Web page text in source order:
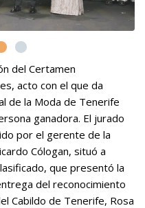
del Certamen
acto con el que da
de la Moda de Tenerife
ganadora. El jurado
por el gerente de la
Cólogan, situó a
que presentó la
del reconocimiento
Cabildo de Tenerife, Rosa